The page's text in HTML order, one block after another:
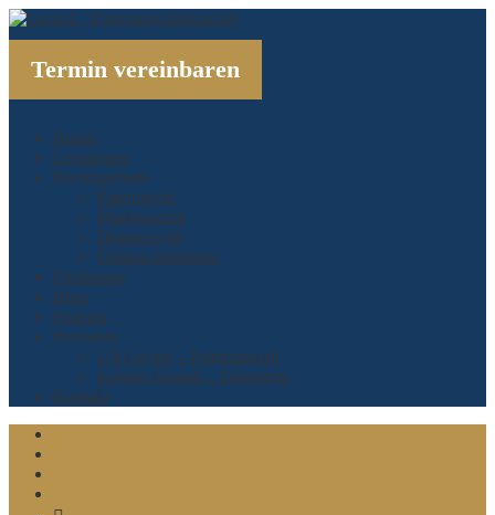
Termin vereinbaren
Home
Leistungen
Rechtsgebiete
Patentrecht
Markenrecht
Designrecht
Gebrauchsmuster
Förderung
Blog
Podcast
Personen
Ulf Leckel – Patentanwalt
Kerstin Hastall – Sekretärin
Kontakt